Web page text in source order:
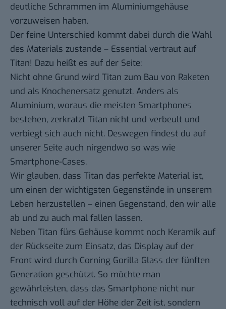
deutliche Schrammen im Aluminiumgehäuse
vorzuweisen haben.
Der feine Unterschied kommt dabei durch die Wahl
des Materials zustande – Essential vertraut auf
Titan! Dazu heißt es auf der Seite:
Nicht ohne Grund wird Titan zum Bau von Raketen
und als Knochenersatz genutzt. Anders als
Aluminium, woraus die meisten Smartphones
bestehen, zerkratzt Titan nicht und verbeult und
verbiegt sich auch nicht. Deswegen findest du auf
unserer Seite auch nirgendwo so was wie
Smartphone-Cases.
Wir glauben, dass Titan das perfekte Material ist,
um einen der wichtigsten Gegenstände in unserem
Leben herzustellen – einen Gegenstand, den wir alle
ab und zu auch mal fallen lassen.
Neben Titan fürs Gehäuse kommt noch Keramik auf
der Rückseite zum Einsatz, das Display auf der
Front wird durch Corning Gorilla Glass der fünften
Generation geschützt. So möchte man
gewährleisten, dass das Smartphone nicht nur
technisch voll auf der Höhe der Zeit ist, sondern